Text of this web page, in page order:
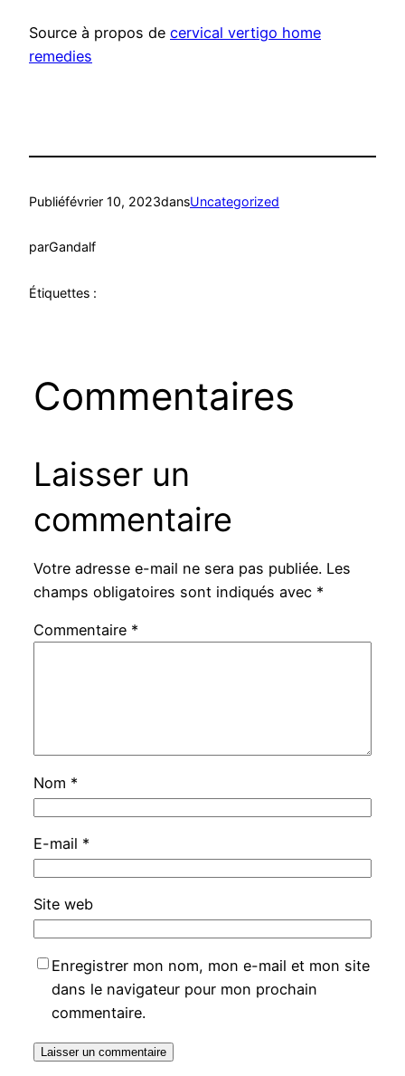
Source à propos de cervical vertigo home
remedies
Publiéfévrier 10, 2023dansUncategorized
parGandalf
Étiquettes :
Commentaires
Laisser un
commentaire
Votre adresse e-mail ne sera pas publiée. Les
champs obligatoires sont indiqués avec *
Commentaire *
Nom *
E-mail *
Site web
Enregistrer mon nom, mon e-mail et mon site
dans le navigateur pour mon prochain
commentaire.